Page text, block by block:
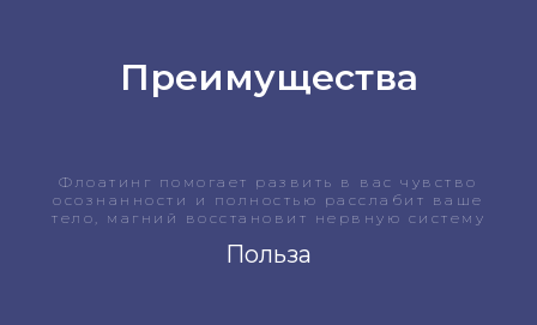
Преимущества
Флоатинг помогает развить в вас чувство
осознанности и полностью расслабит ваше
тело, магний восстановит нервную систему
Польза